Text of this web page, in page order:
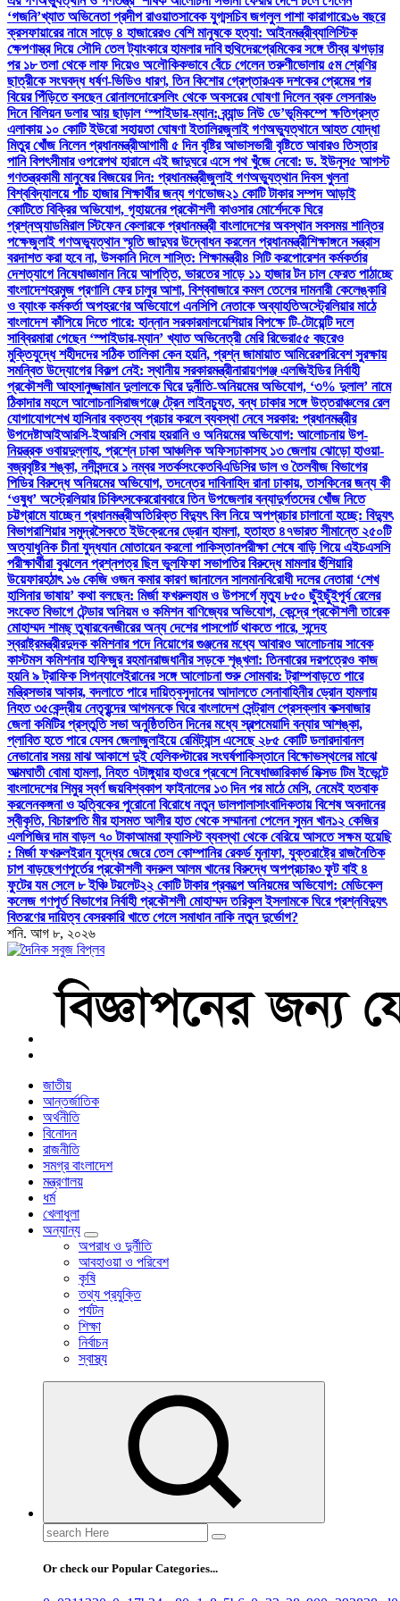
‘গজনি’খ্যাত অভিনেতা প্রদীপ রাওয়াতসাবেক যুগ্মসচিব জগলুল পাশা কারাগারে১৬ বছরে
ক্রসফায়ারের নামে সাড়ে ৪ হাজারেরও বেশি মানুষকে হত্যা: আইনমন্ত্রীব্যালিস্টিক
ক্ষেপণাস্ত্র দিয়ে সৌদি তেল ট্যাংকারে হামলার দাবি হুথিদেরপ্রেমিকের সঙ্গে তীব্র ঝগড়ার
পর ১৮ তলা থেকে লাফ দিয়েও অলৌকিকভাবে বেঁচে গেলেন তরুণীভোলায় ৫ম শ্রেণির
ছাত্রীকে সংঘবদ্ধ ধর্ষণ-ভিডিও ধারণ, তিন কিশোর গ্রেপ্তারএক দশকের প্রেমের পর
বিয়ের পিঁড়িতে বসছেন রোনালদোরেসলিং থেকে অবসরের ঘোষণা দিলেন ব্রক লেসনার৬
দিনে বিলিয়ন ডলার আয় ছাড়াল ‘স্পাইডার-ম্যান: ব্র্যান্ড নিউ ডে’ভূমিকম্পে ক্ষতিগ্রস্ত
এলাকায় ১০ কোটি ইউরো সহায়তা ঘোষণা ইতালিরজুলাই গণঅভ্যুত্থানে আহত যোদ্ধা
মিতুর খোঁজ নিলেন প্রধানমন্ত্রীআগামী ৫ দিন বৃষ্টির আভাসভারী বৃষ্টিতে আবারও তিস্তার
পানি বিপৎসীমার ওপরেপথ হারালে এই জাদুঘরে এসে পথ খুঁজে নেবো: ড. ইউনূস৫ আগস্ট
গণতন্ত্রকামী মানুষের বিজয়ের দিন: প্রধানমন্ত্রীজুলাই গণঅভ্যুত্থান দিবস খুলনা
বিশ্ববিদ্যালয়ে পাঁচ হাজার শিক্ষার্থীর জন্য গণভোজ২১ কোটি টাকার সম্পদ আড়াই
কোটিতে বিক্রির অভিযোগ, গৃহায়নের প্রকৌশলী কাওসার মোর্শেদকে ঘিরে
প্রশ্নঅ্যাডমিরাল স্টিফেন কেলারকে প্রধানমন্ত্রী বাংলাদেশের অবস্থান সবসময় শান্তির
পক্ষেজুলাই গণঅভ্যুত্থান স্মৃতি জাদুঘর উদ্বোধন করলেন প্রধানমন্ত্রীশিক্ষাঙ্গনে সন্ত্রাস
বরদাশত করা হবে না, উসকানি দিলে শাস্তি: শিক্ষামন্ত্রী৪ সিটি করপোরেশন কর্মকর্তার
দেশত্যাগে নিষেধাজ্ঞামান নিয়ে আপত্তি, ভারতের সাড়ে ১১ হাজার টন চাল ফেরত পাঠাচ্ছে
বাংলাদেশহরমুজ প্রণালি ফের চালুর আশা, বিশ্ববাজারে কমল তেলের দামনারী কেলেঙ্কারি
ও ব্যাংক কর্মকর্তা অপহরণের অভিযোগে এনসিপি নেতাকে অব্যাহতিঅস্ট্রেলিয়ার মাঠে
বাংলাদেশ কাঁপিয়ে দিতে পারে: হান্নান সরকারমালয়েশিয়ার বিপক্ষে টি-টোয়েন্টি দলে
সাব্বিরমারা গেছেন ‘স্পাইডার-ম্যান’ খ্যাত অভিনেত্রী মেরি রিভেরা৫৫ বছরেও
মুক্তিযুদ্ধে শহীদদের সঠিক তালিকা কেন হয়নি, প্রশ্ন জামায়াত আমিরেরপরিবেশ সুরক্ষায়
সমন্বিত উদ্যোগের বিকল্প নেই: স্থানীয় সরকারমন্ত্রীনারায়ণগঞ্জ এলজিইডির নির্বাহী
প্রকৌশলী আহসানুজ্জামান দুলালকে ঘিরে দুর্নীতি-অনিয়মের অভিযোগ, ‘৩% দুলাল’ নামে
ঠিকাদার মহলে আলোচনাসিরাজগঞ্জে ট্রেন লাইনচ্যুত, বন্ধ ঢাকার সঙ্গে উত্তরাঞ্চলের রেল
যোগাযোগশেখ হাসিনার বক্তব্য প্রচার করলে ব্যবস্থা নেবে সরকার: প্রধানমন্ত্রীর
উপদেষ্টাআইআরসি-ইআরসি সেবায় হয়রানি ও অনিয়মের অভিযোগ: আলোচনায় উপ-
নিয়ন্ত্রক ওবায়দুল্লাহ, প্রশ্নে ঢাকা আঞ্চলিক অফিসঢাকাসহ ১৩ জেলায় ঝোড়ো হাওয়া-
বজ্রবৃষ্টির শঙ্কা, নদীবন্দরে ১ নম্বর সতর্কসংকেতবিএডিসির ডাল ও তৈলবীজ বিভাগের
পিডির বিরুদ্ধে অনিয়মের অভিযোগ, তদন্তের দাবিনাহিদ রানা ঢাকায়, তাসকিনের জন্য কী
‘ওষুধ’ অস্ট্রেলিয়ার চিকিৎসকেররোববারে তিন উপজেলার বন্যাদুর্গতদের খোঁজ নিতে
চট্টগ্রামে যাচ্ছেন প্রধানমন্ত্রীঅতিরিক্ত বিদ্যুৎ বিল নিয়ে অপপ্রচার চালানো হচ্ছে: বিদ্যুৎ
বিভাগরাশিয়ার সমুদ্রসৈকতে ইউক্রেনের ড্রোন হামলা, হতাহত ৪৭ভারত সীমান্তে ২৫০টি
অত্যাধুনিক চীনা যুদ্ধযান মোতায়েন করলো পাকিস্তানপরীক্ষা শেষে বাড়ি গিয়ে এইচএসসি
পরীক্ষার্থীরা বুঝলেন প্রশ্নপত্র ছিল ভুলফিফা সভাপতির বিরুদ্ধে মামলার হুঁশিয়ারি
উয়েফারহঠাৎ ১৬ কেজি ওজন কমার কারণ জানালেন সালমানবিরোধী দলের নেতারা ‘শেখ
হাসিনার ভাষায়’ কথা বলছেন: মির্জা ফখরুলহাম ও উপসর্গে মৃত্যু ৮৫০ ছুঁইছুঁইপূর্ব রেলের
সংকেত বিভাগে টেন্ডার অনিয়ম ও কমিশন বাণিজ্যের অভিযোগ, কেন্দ্রে প্রকৌশলী তারেক
মোহাম্মদ শামছ্ তুষারবেনজীরের অন্য দেশের পাসপোর্ট থাকতে পারে, সন্দেহ
স্বরাষ্ট্রমন্ত্রীরদুদক কমিশনার পদে নিয়োগের গুঞ্জনের মধ্যে আবারও আলোচনায় সাবেক
কাস্টমস কমিশনার হাফিজুর রহমানরাজধানীর সড়কে শৃঙ্খলা: তিনবারের দরপত্রেও কাজ
হয়নি ৯ ট্রাফিক সিগন্যালেইরানের সঙ্গে আলোচনা শুরু সোমবার: ট্রাম্পবাড়তে পারে
মন্ত্রিসভার আকার, বদলাতে পারে দায়িত্বসুদানের আদালতে সেনাবাহিনীর ড্রোন হামলায়
নিহত ৩৫কেন্দ্রীয় নেতৃবৃন্দের আগমনকে ঘিরে বাংলাদেশ সেন্ট্রাল প্রেসক্লাব কক্সবাজার
জেলা কমিটির প্রস্তুতি সভা অনুষ্ঠিততিন দিনের মধ্যে স্বল্পমেয়াদি বন্যার আশঙ্কা,
প্লাবিত হতে পারে যেসব জেলাজুলাইয়ে রেমিট্যান্স এসেছে ২৮৫ কোটি ডলারদাবানল
নেভানোর সময় মাঝ আকাশে দুই হেলিকপ্টারের সংঘর্ষপাকিস্তানে বিক্ষোভস্থলের মাঝে
আত্মঘাতী বোমা হামলা, নিহত ৭টাঙ্গুয়ার হাওরে প্রবেশে নিষেধাজ্ঞারিকার্ভ মিক্সড টিম ইভেন্টে
বাংলাদেশের শিমুর স্বর্ণ জয়বিশ্বকাপ ফাইনালের ১৩ দিন পর মাঠে মেসি, নেমেই হতবাক
করলেনকঙ্গনা ও হৃত্বিকের পুরোনো বিরোধে নতুন ডালপালাসাংবাদিকতায় বিশেষ অবদানের
স্বীকৃতি, বিচারপতি মীর হাসমত আলীর হাত থেকে সম্মাননা পেলেন সুমন খান১২ কেজির
এলপিজির দাম বাড়ল ৭০ টাকাআমরা ফ্যাসিস্ট ব্যবস্থা থেকে বেরিয়ে আসতে সক্ষম হয়েছি
: মির্জা ফখরুলইরান যুদ্ধের জেরে তেল কোম্পানির রেকর্ড মুনাফা, যুক্তরাষ্ট্রে রাজনৈতিক
চাপ বাড়ছেগণপূর্তের প্রকৌশলী বদরুল আলম খানের বিরুদ্ধে অপপ্রচার৩ ফুট বাই ৪
ফুটের যম সেলে ৮ ইঞ্চি টয়লেট২২ কোটি টাকার প্রকল্পে অনিয়মের অভিযোগ: মেডিকেল
কলেজ গণপূর্ত বিভাগের নির্বাহী প্রকৌশলী মোহাম্মদ তরিকুল ইসলামকে ঘিরে প্রশ্নবিদ্যুৎ
বিতরণের দায়িত্ব বেসরকারি খাতে গেলে সমাধান নাকি নতুন দুর্ভোগ?
শনি. আগ ৮, ২০২৬
বাংলা নিউজ পেপার
জাতীয়
আন্তর্জাতিক
অর্থনীতি
বিনোদন
রাজনীতি
সমগ্র বাংলাদেশ
মন্ত্রণালয়
ধর্ম
খেলাধুলা
অন্যান্য
অপরাধ ও দুর্নীতি
আবহাওয়া ও পরিবেশ
কৃষি
তথ্য প্রযুক্তি
পর্যটন
শিক্ষা
নির্বাচন
স্বাস্থ্য
Search
for:
Or check our Popular Categories...